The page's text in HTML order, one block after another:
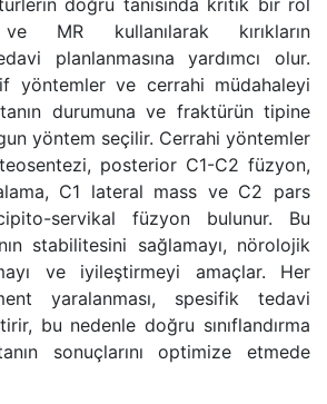
doğru tanısında kritik bir rol
MR kullanılarak kırıkların
planlanmasına yardımcı olur.
yöntemler ve cerrahi müdahaleyi
durumuna ve fraktürün tipine
yöntem seçilir. Cerrahi yöntemler
posterior C1-C2 füzyon,
C1 lateral mass ve C2 pars
servikal füzyon bulunur. Bu
stabilitesini sağlamayı, nörolojik
ve iyileştirmeyi amaçlar. Her
yaralanması, spesifik tedavi
bu nedenle doğru sınıflandırma
sonuçlarını optimize etmede